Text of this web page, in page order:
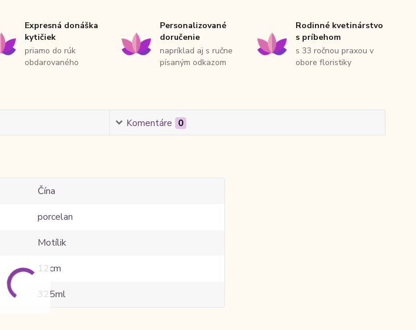
Expresná donáška
kytičiek
priamo do rúk
obdarovaného
Personalizované
doručenie
napríklad aj s ručne
písaným odkazom
Rodinné kvetinárstvo
s príbehom
s 33 ročnou praxou v
obore floristiky
Komentáre 0
Čína
porcelan
Motílik
12cm
325ml